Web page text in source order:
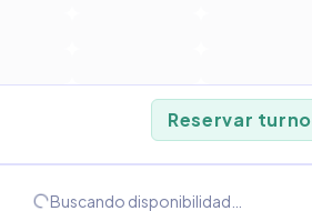
Reservar turno
progress_activityBuscando disponibilidad…